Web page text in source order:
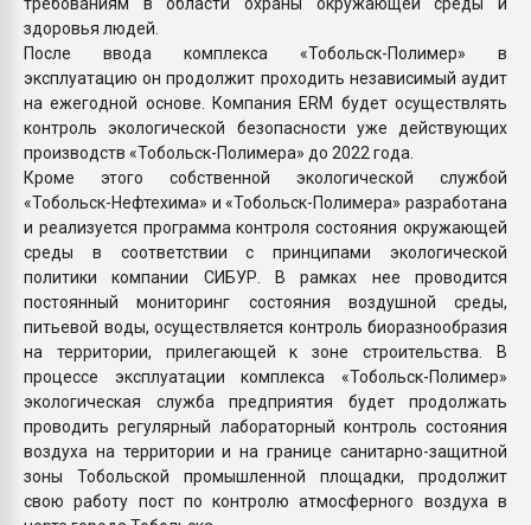
здоровья людей.
После ввода комплекса «Тобольск-Полимер» в
эксплуатацию он продолжит проходить независимый аудит
на ежегодной основе. Компания ERM будет осуществлять
контроль экологической безопасности уже действующих
производств «Тобольск-Полимера» до 2022 года.
Кроме этого собственной экологической службой
«Тобольск-Нефтехима» и «Тобольск-Полимера» разработана
и реализуется программа контроля состояния окружающей
среды в соответствии с принципами экологической
политики компании СИБУР. В рамках нее проводится
постоянный мониторинг состояния воздушной среды,
питьевой воды, осуществляется контроль биоразнообразия
на территории, прилегающей к зоне строительства. В
процессе эксплуатации комплекса «Тобольск-Полимер»
экологическая служба предприятия будет продолжать
проводить регулярный лабораторный контроль состояния
воздуха на территории и на границе санитарно-защитной
зоны Тобольской промышленной площадки, продолжит
свою работу пост по контролю атмосферного воздуха в